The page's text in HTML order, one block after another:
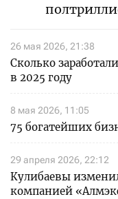
26 мая 2026, 21:38
Сколько
в 2025 году
8 мая 2026, 11:05
75 богатейших
29 апреля 2026, 22:12
Кулибаевы
компанией